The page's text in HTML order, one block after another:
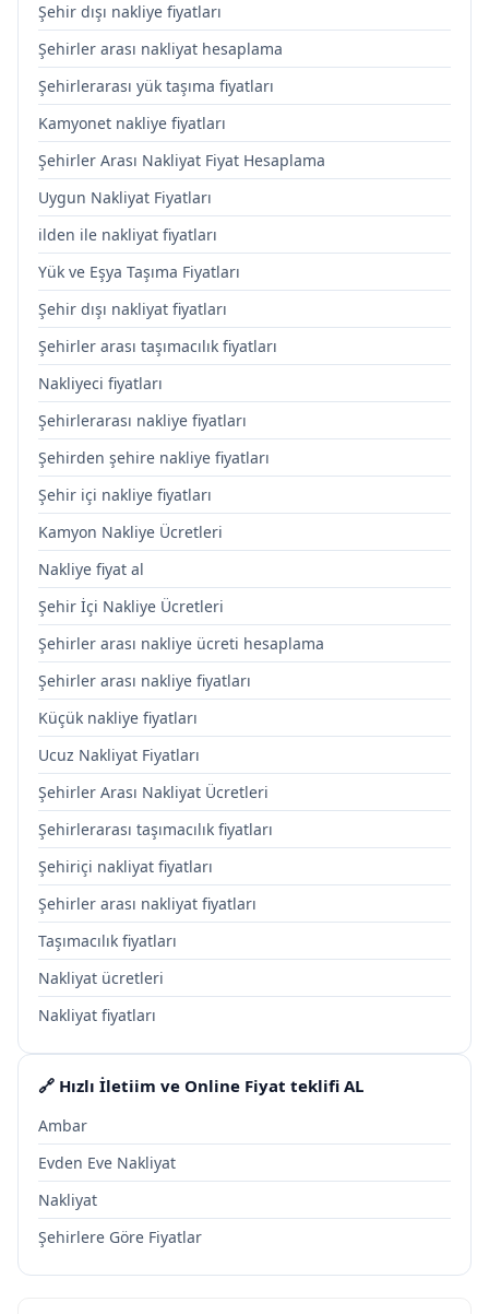
Şehir dışı nakliye fiyatları
Şehirler arası nakliyat hesaplama
Şehirlerarası yük taşıma fiyatları
Kamyonet nakliye fiyatları
Şehirler Arası Nakliyat Fiyat Hesaplama
Uygun Nakliyat Fiyatları
ilden ile nakliyat fiyatları
Yük ve Eşya Taşıma Fiyatları
Şehir dışı nakliyat fiyatları
Şehirler arası taşımacılık fiyatları
Nakliyeci fiyatları
Şehirlerarası nakliye fiyatları
Şehirden şehire nakliye fiyatları
Şehir içi nakliye fiyatları
Kamyon Nakliye Ücretleri
Nakliye fiyat al
Şehir İçi Nakliye Ücretleri
Şehirler arası nakliye ücreti hesaplama
Şehirler arası nakliye fiyatları
Küçük nakliye fiyatları
Ucuz Nakliyat Fiyatları
Şehirler Arası Nakliyat Ücretleri
Şehirlerarası taşımacılık fiyatları
Şehiriçi nakliyat fiyatları
Şehirler arası nakliyat fiyatları
Taşımacılık fiyatları
Nakliyat ücretleri
Nakliyat fiyatları
🔗 Hızlı İletiim ve Online Fiyat teklifi AL
Ambar
Evden Eve Nakliyat
Nakliyat
Şehirlere Göre Fiyatlar